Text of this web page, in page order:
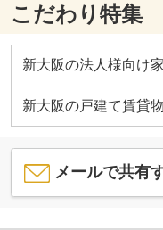
こだわり特集
新大阪の法人様向け
新大阪の戸建て賃貸
メールで共有